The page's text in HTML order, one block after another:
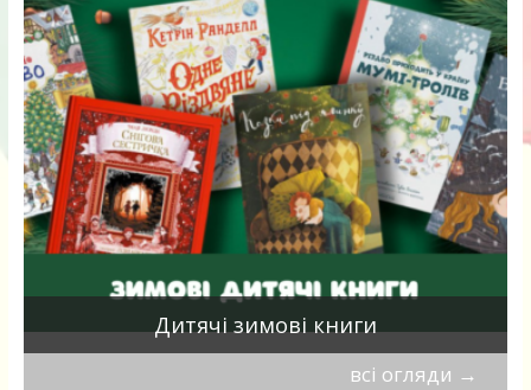
Дитячі зимові книги
всі огляди →